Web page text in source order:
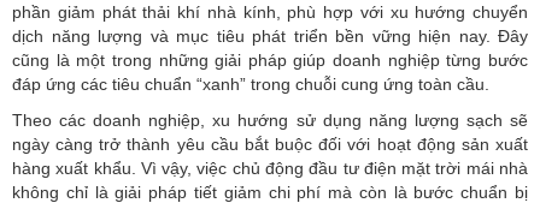
phần giảm phát thải khí nhà kính, phù hợp với xu hướng chuyển
dịch năng lượng và mục tiêu phát triển bền vững hiện nay. Đây
cũng là một trong những giải pháp giúp doanh nghiệp từng bước
đáp ứng các tiêu chuẩn “xanh” trong chuỗi cung ứng toàn cầu.
Theo các doanh nghiệp, xu hướng sử dụng năng lượng sạch sẽ
ngày càng trở thành yêu cầu bắt buộc đối với hoạt động sản xuất
hàng xuất khẩu. Vì vậy, việc chủ động đầu tư điện mặt trời mái nhà
không chỉ là giải pháp tiết giảm chi phí mà còn là bước chuẩn bị